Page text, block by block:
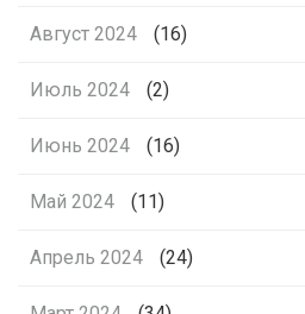
Август 2024 (16)
Июль 2024 (2)
Июнь 2024 (16)
Май 2024 (11)
Апрель 2024 (24)